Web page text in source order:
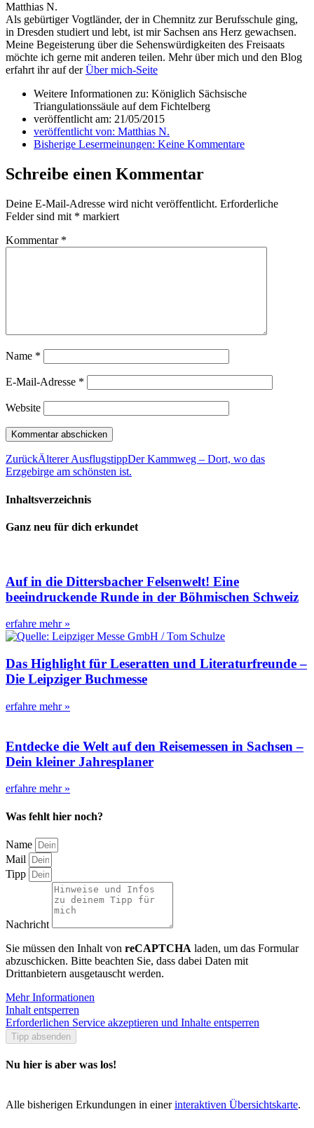
Matthias N.
Als gebürtiger Vogtländer, der in Chemnitz zur Berufsschule ging,
in Dresden studiert und lebt, ist mir Sachsen ans Herz gewachsen.
Meine Begeisterung über die Sehenswürdigkeiten des Freisaats
möchte ich gerne mit anderen teilen. Mehr über mich und den Blog
erfahrt ihr auf derÜber mich-Seite
Weitere Informationen zu: Königlich Sächsische
Triangulationssäule auf dem Fichtelberg
veröffentlicht am: 21/05/2015
veröffentlicht von: Matthias N.
Bisherige Lesermeinungen: Keine Kommentare
Schreibe einen Kommentar
Deine E-Mail-Adresse wird nicht veröffentlicht. Erforderliche
Felder sind mit * markiert
Kommentar *
Name *
E-Mail-Adresse *
Website
ZurückÄlterer AusflugstippDer Kammweg – Dort, wo das
Erzgebirge am schönsten ist.
Inhaltsverzeichnis
Ganz neu für dich erkundet
Auf in die Dittersbacher Felsenwelt! Eine
beeindruckende Runde in der Böhmischen Schweiz
erfahre mehr »
Das Highlight für Leseratten und Literaturfreunde –
Die Leipziger Buchmesse
erfahre mehr »
Entdecke die Welt auf den Reisemessen in Sachsen –
Dein kleiner Jahresplaner
erfahre mehr »
Was fehlt hier noch?
Name
Mail
Tipp
Nachricht
Sie müssen den Inhalt von reCAPTCHA laden, um das Formular
abzuschicken. Bitte beachten Sie, dass dabei Daten mit
Drittanbietern ausgetauscht werden.
Mehr Informationen
Inhalt entsperren
Erforderlichen Service akzeptieren und Inhalte entsperren
Tipp absenden
Nu hier is aber was los!
Alle bisherigen Erkundungen in einerinteraktiven Übersichtskarte.